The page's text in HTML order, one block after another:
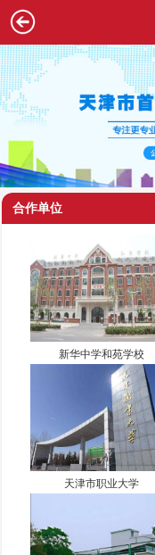
合作单位
新华中学和苑学校
天津市职业大学